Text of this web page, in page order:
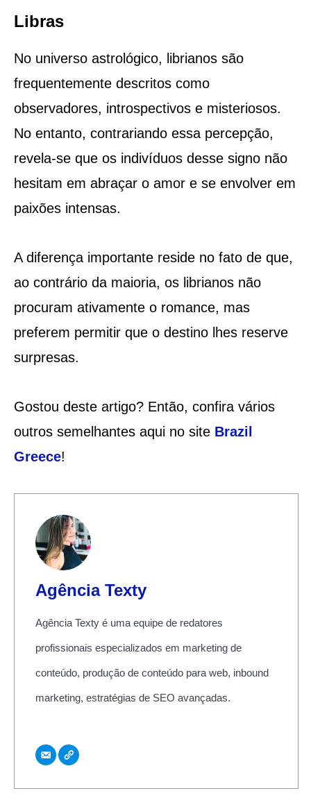
Libras
No universo astrológico, librianos são
frequentemente descritos como
observadores, introspectivos e misteriosos.
No entanto, contrariando essa percepção,
revela-se que os indivíduos desse signo não
hesitam em abraçar o amor e se envolver em
paixões intensas.
A diferença importante reside no fato de que,
ao contrário da maioria, os librianos não
procuram ativamente o romance, mas
preferem permitir que o destino lhes reserve
surpresas.
Gostou deste artigo? Então, confira vários
outros semelhantes aqui no site Brazil
Greece!
Agência Texty
Agência Texty é uma equipe de redatores
profissionais especializados em marketing de
conteúdo, produção de conteúdo para web, inbound
marketing, estratégias de SEO avançadas.